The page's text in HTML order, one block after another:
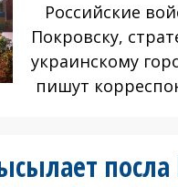
Российские
Покровску,
украинскому
пишут